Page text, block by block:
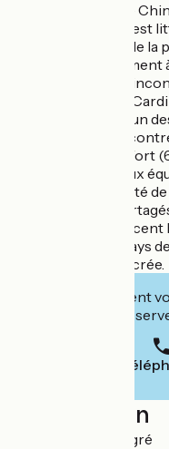
A environ 6 km de
Royale, votre gîte est
ou plutôt au pied de
découvrir absolument
reliant deux cités
Richelieu, Cité du
parc) et Chinon, l'un
d'Arc vint à la
gîte propose confort
calme et nombreux
offrira l'opportunité
d'éclats de rire
vacances
découvertes au Pays
la gastronomie sacrée.
Cet établissement
leur site pour
Localisation
La Gare 37500 Ligré